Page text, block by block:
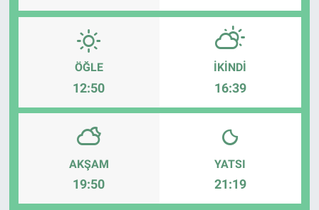
ÖĞLE
12:50
İKINDI
16:39
AKŞAM
19:50
YATSI
21:19
Tarım